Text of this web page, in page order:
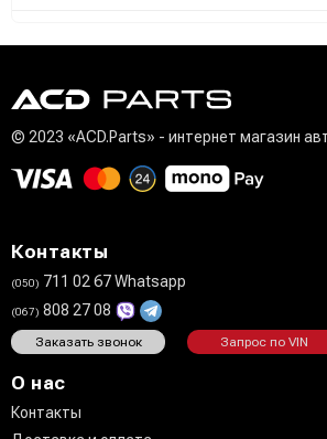
© 2023 «ACD.Parts» - интернет магазин
Контакты
(050) 711 02 67 Whatsapp
(067) 808 27 08
Заказать звонок Запрос по VIN
О нас
Контакты